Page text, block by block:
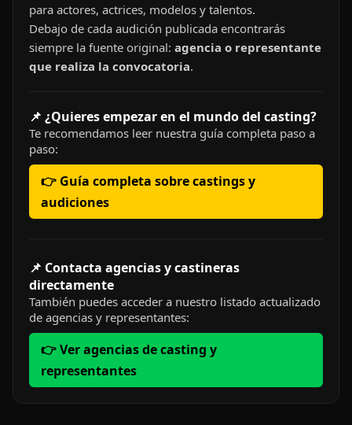
para actores, actrices, modelos y talentos.
Debajo de cada audición publicada encontrarás
siempre la fuente original: agencia o representante
que realiza la convocatoria.
📌 ¿Quieres empezar en el mundo del casting?
Te recomendamos leer nuestra guía completa paso a
paso:
👉 Guía completa sobre castings y
audiciones
📌 Contacta agencias y castineras
directamente
También puedes acceder a nuestro listado actualizado
de agencias y representantes:
👉 Ver agencias de casting y
representantes